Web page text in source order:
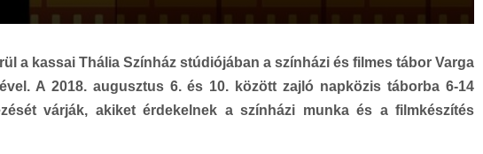
a kassai Thália Színház stúdiójában a színházi és filmes tábor Varga
A 2018. augusztus 6. és 10. között zajló napközis táborba 6-14
várják, akiket érdekelnek a színházi munka és a filmkészítés